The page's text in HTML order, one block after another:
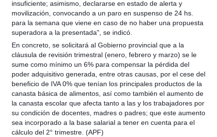
insuficiente; asimismo, declararse en estado de alerta y
movilización, convocando a un paro en suspenso de 24 hs.
para la semana que viene en caso de no haber una propuesta
superadora a la presentada", se indicó.
En concreto, se solicitará al Gobierno provincial que a la
cláusula de revisión trimestral (enero, febrero y marzo) se le
sume como mínimo un 6% para compensar la pérdida del
poder adquisitivo generada, entre otras causas, por el cese del
beneficio de IVA 0% que tenían los principales productos de la
canasta básica de alimentos, así como también el aumento de
la canasta escolar que afecta tanto a las y los trabajadores por
su condición de docentes, madres o padres; que este aumento
sea incorporado a la base salarial a tener en cuenta para el
cálculo del 2° trimestre. (APF)